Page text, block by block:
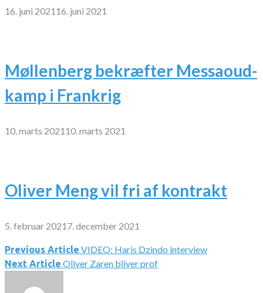
16. juni 2021 16. juni 2021
Møllenberg bekræfter Messaoud-
kamp i Frankrig
10. marts 2021 10. marts 2021
Oliver Meng vil fri af kontrakt
5. februar 2021 7. december 2021
Indlægsnavigation
Previous Article VIDEO: Haris Dzindo interview
Next Article Oliver Zaren bliver prof